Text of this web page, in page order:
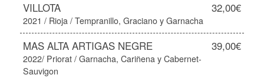
VILLOTA 32,00€
2021 / Rioja / Tempranillo, Graciano y Garnacha
MAS ALTA ARTIGAS NEGRE 39,00€
2022/ Priorat / Garnacha, Cariñena y Cabernet-
Sauvigon